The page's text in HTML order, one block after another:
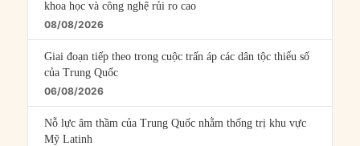
khoa học và công nghệ rủi ro cao
08/08/2026
Giai đoạn tiếp theo trong cuộc trấn áp các dân tộc thiểu số
của Trung Quốc
06/08/2026
Nỗ lực âm thầm của Trung Quốc nhằm thống trị khu vực
Mỹ Latinh